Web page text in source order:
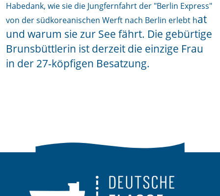
Habedank, wie sie die Jungfernfahrt der "Berlin Express"
von der südkoreanischen Werft nach Berlin erlebt hat
und warum sie zur See fährt. Die gebürtige
Brunsbüttlerin ist derzeit die einzige Frau
in der 27-köpfigen Besatzung.